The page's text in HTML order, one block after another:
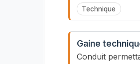
Technique
Gaine
Conduit